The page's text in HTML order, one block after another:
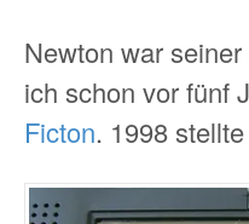
Newton war
ich schon vor fünf
Ficton. 1998